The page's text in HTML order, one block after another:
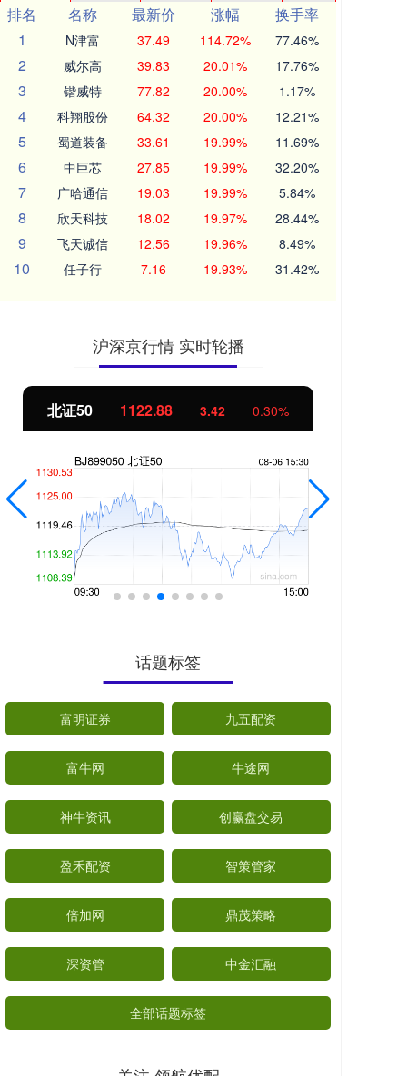
排名
名称 最新价 涨幅
换手率
1
N津富 37.49 114.72% 77.46%
2 威尔高 39.83 20.01% 17.76%
3 锴威特 77.82 20.00% 1.17%
4 科翔股份 64.32 20.00% 12.21%
5 蜀道装备 33.61 19.99% 11.69%
6 中巨芯 27.85 19.99% 32.20%
7 广哈通信 19.03 19.99% 5.84%
8 欣天科技 18.02 19.97% 28.44%
9 飞天诚信 12.56 19.96% 8.49%
10 任子行 7.16 19.93% 31.42%
沪深京行情 实时轮播
北证50 1122.88 3.42 0.30%
话题标签
富明证券 九五配资
富牛网 牛途网
神牛资讯 创赢盘交易
盈禾配资 智策管家
倍加网 鼎茂策略
深资管 中金汇融
全部话题标签